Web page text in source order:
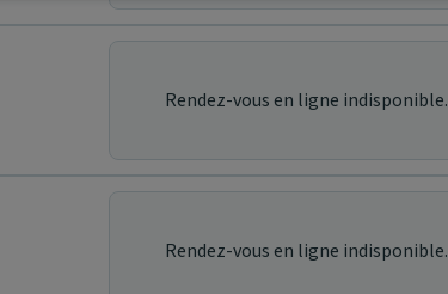
Rendez-vous en ligne indisponible.
Rendez-vous en ligne indisponible.